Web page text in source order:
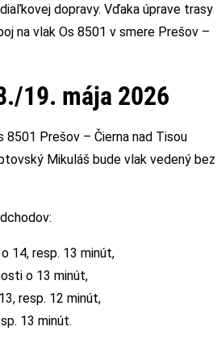
dopravy. Vďaka úprave trasy
na vlak Os 8501 v smere Prešov –
19. mája 2026
8501 Prešov – Čierna nad Tisou
Mikuláš bude vlak vedený bez
14, resp. 13 minút,
o 13 minút,
resp. 12 minút,
13 minút.